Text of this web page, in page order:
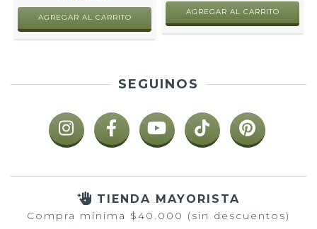
SEGUINOS
TIENDA MAYORISTA
Compra mínima $40.000 (sin descuentos)